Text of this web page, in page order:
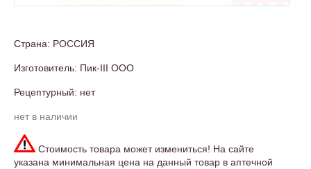
Страна: РОССИЯ
Изготовитель: Пик-III ООО
Рецептурный: нет
нет в наличии
Стоимость товара может измениться! На сайте
указана минимальная цена на данный товар в аптечной